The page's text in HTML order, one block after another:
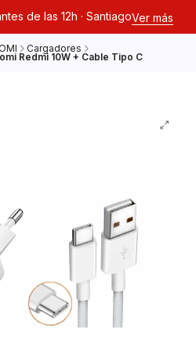
de las 12h · SantiagoVer más
Cargadores
Redmi 10W + Cable Tipo C